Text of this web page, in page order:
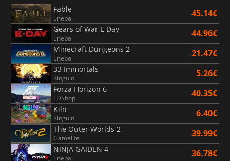
Fable
Eneba 45.14€
Gears of War E Day
Eneba 44.96€
Minecraft Dungeons 2
Eneba 21.47€
33 Immortals
Kinguin 5.26€
Forza Horizon 6
LDShop 40.35€
Kiln
Kinguin 6.40€
The Outer Worlds 2
Gamelife 39.99€
NINJA GAIDEN 4
Eneba 36.78€